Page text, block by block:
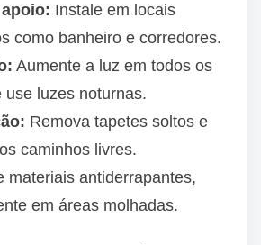
Instale em locais
como banheiro e corredores.
Aumente a luz em todos os
use luzes noturnas.
Remova tapetes soltos e
caminhos livres.
materiais antiderrapantes,
em áreas molhadas.